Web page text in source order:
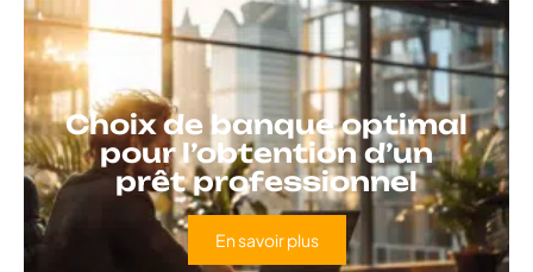
Choix de banque optimal
pour l’obtention d’un
prêt professionnel
En savoir plus